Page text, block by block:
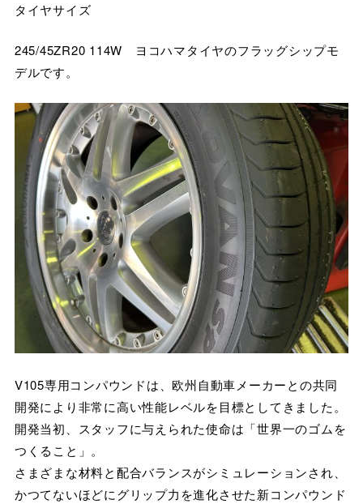
タイヤサイズ
245/45ZR20 114W ヨコハマタイヤのフラッグシップモ
デルです。
V105専用コンパウンドは、欧州自動車メーカーとの共同
開発により非常に高い性能レベルを目標としてきました。
開発当初、スタッフに与えられた使命は「世界一のゴムを
つくること」。
さまざまな材料と配合バランスがシミュレーションされ、
かつてないほどにグリップ力を進化させた新コンパウンド